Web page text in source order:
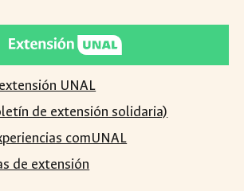
extensión UNAL
de extensión solidaria)
comUNAL
de extensión